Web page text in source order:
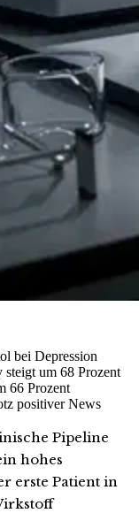
bei Depression
um 68 Prozent
66 Prozent
positiver News
Pipeline
hohes
erste Patient in